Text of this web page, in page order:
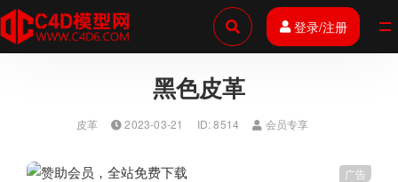
登录/注册
黑色皮革
皮革 2023-03-21 ID: 8514 会员专享
广告
全部